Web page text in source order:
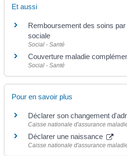
Et aussi
Remboursement des soins
sociale
Social - Santé
Couverture maladie
Social - Santé
Pour en savoir plus
Déclarer son changement
Caisse nationale d'assurance
Déclarer une naissance
Caisse nationale d'assurance